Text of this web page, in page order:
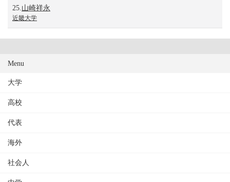
25. 山崎祥永
近畿大学
Menu
大学
高校
代表
海外
社会人